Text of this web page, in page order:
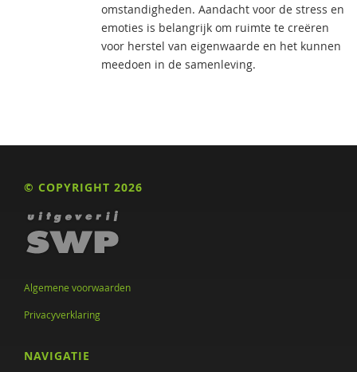
omstandigheden. Aandacht voor de stress en
emoties is belangrijk om ruimte te creëren
voor herstel van eigenwaarde en het kunnen
meedoen in de samenleving.
© COPYRIGHT 2026
Algemene voorwaarden
Privacyverklaring
NAVIGATIE